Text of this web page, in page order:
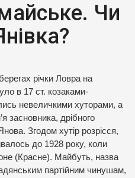
Чи
річки Ловра на
в 17 ст. козаками-
невеличкими хуторами, а
засновника, дрібного
Згодом хутір розрісся,
до 1928 року, коли
(Красне). Майбуть, назва
партійним чинушам,